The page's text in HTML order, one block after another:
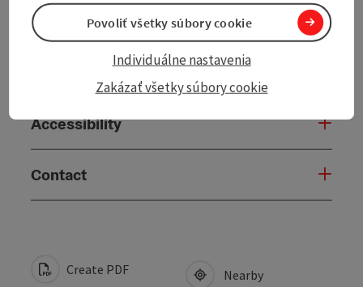
Arrival
Accessibility
Contact
Create PDF Nearby
Zakázať všetky súbory cookie
Individuálne nastavenia
Povoliť všetky súbory cookie